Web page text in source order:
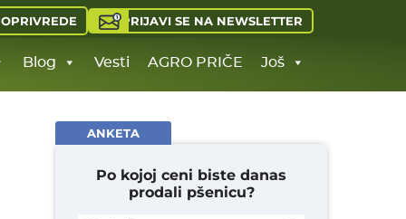
PRIJAVI SE NA NEWSLETTER
Blog Vesti AGRO PRIČE Još
ANKETA
Po kojoj ceni biste danas
prodali pšenicu?